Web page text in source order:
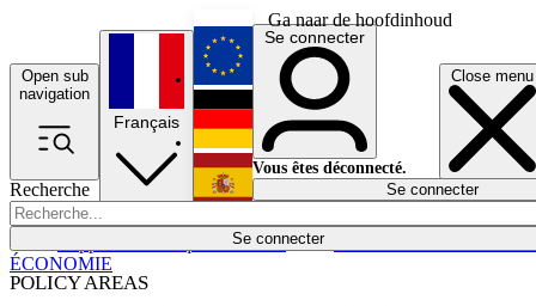
Ga naar de hoofdinhoud
Open sub
navigation
Close menu
Recherche
Se connecter
POLICY AREAS
Économie
Français
English
Deutsch
Español
Se connecter
Vous êtes déconnecté.
Se connecter
ÉCONOMIE